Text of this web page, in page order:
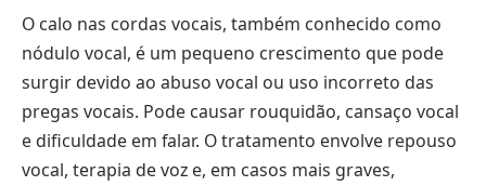
O calo nas cordas vocais, também conhecido como
nódulo vocal, é um pequeno crescimento que pode
surgir devido ao abuso vocal ou uso incorreto das
pregas vocais. Pode causar rouquidão, cansaço vocal
e dificuldade em falar. O tratamento envolve repouso
vocal, terapia de voz e, em casos mais graves,